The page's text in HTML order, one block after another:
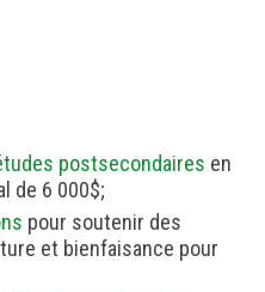
postsecondaires en
de 6 000$;
pour soutenir des
et bienfaisance pour